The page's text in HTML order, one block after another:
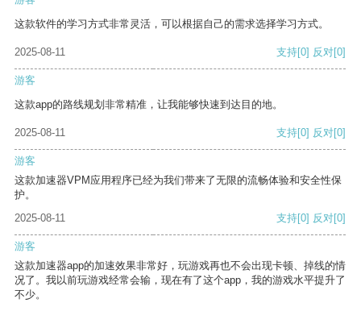
这款软件的学习方式非常灵活，可以根据自己的需求选择学习方式。
2025-08-11 支持[0] 反对[0]
游客
这款app的路线规划非常精准，让我能够快速到达目的地。
2025-08-11 支持[0] 反对[0]
游客
这款加速器VPM应用程序已经为我们带来了无限的流畅体验和安全性保
护。
2025-08-11
支持[0] 反对[0]
游客
这款加速器app的加速效果非常好，玩游戏再也不会出现卡顿、掉线的情
况了。我以前玩游戏经常会输，现在有了这个app，我的游戏水平提升了
不少。